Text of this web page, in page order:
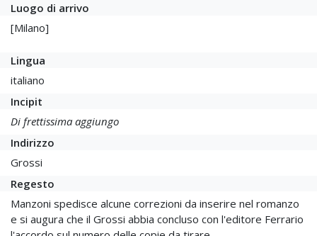
Luogo di arrivo
[Milano]
Lingua
italiano
Incipit
Di frettissima aggiungo
Indirizzo
Grossi
Regesto
Manzoni spedisce alcune correzioni da inserire nel romanzo
e si augura che il Grossi abbia concluso con l'editore Ferrario